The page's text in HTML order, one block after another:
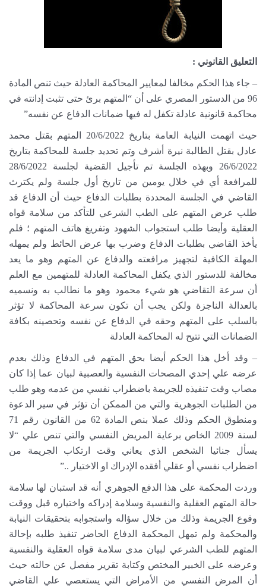
التعليق القانوني :
– جاء هذا الحكم مخالفا لمعايير المحاكمة العادلة حيث تنص المادة
96 من الدستور المصري على أن “المتهم برئ حتى تثبت إدانته في
محاكمة قانونية عادلة تكفل له فيها ضمانات الدفاع عن نفسه”
حيث اتهمت النيابة العامة بتاريخ 20/6/2022 المتهم بقتل محمد
عادل بقتل الطالبة نيرة أشرف وتم تحديد جلسة للمحاكمة بتاريخ
26/6/2022 وبهذه الجلسة تم تأجيل القضية لجلسة 28/6/2022
للمرافعة أي في خلال يومين من تاريخ أول جلسة ولم يكترث
القاضي في الجلسة المحددة بطلبات الدفاع حيث أن الدفاع قد
طلب عرض المتهم على الطب الشرعي للتأكد من سلامة قواه
العقلية وأيضا طلب استجواب الشهود وتفريغ هاتف المتهم ؛ فلم
يأخذ القاضي بطلبات الدفاع وضرب بها عرض الحائط ولم يمهله
المهلة الكافية لتجهيز مرافعته والدفاع عن المتهم وهو ما يعد
مخالفة للدستور الذي يكفل المحاكمة العادلة للمتهمين مع العلم
أن سرعة التقاضي هو شيء محمود وهو ما نطالب به ونسميه
بالعدالة الناجزة ولكن يجب أن تكون سرعة المحاكمة لا تؤثر
بالسلب على المتهم وحقه في الدفاع عن نفسه وتحصينه بكافة
الضمانات التي تتيح له المحاكمة العادلة
– وقد أخل هذا الحكم أيضا بحق المتهم في الدفاع وذلك بعدم
عرضه علي إحدي المصحات النفسية والعصبية لبيان عما إذا كان
مصاب وقت تنفيذه للجريمة باضطراب نفسي من عدمه وهو طلب
من الطلبات الجوهرية والتي من الممكن أن تؤثر في سير الدعوة
ومنطوق الحكم وذلك عملا بنص المادة 62 من القانون رقم 71
لسنة 2009 الخاص برعاية المريض النفسي والتي تنص علي “لا
يسأل جنائيا الشخص الذي يعاني وقت ارتكاب الجريمة من
اضطراب نفسي أو عقلي أفقده الإدراك او الاختيار ..”
وردت المحكمة على هذا الدفع الجوهري أنه قد استبان لها سلامة
حالة المتهم العقلية والنفسية وسلامة إدراكه واختياره قبل ووقت
وقوع الجريمة وذلك من خلال سؤاله واستجوابه بتحقيقات النيابة
والمحكمة ولم تمهل المحكمة الدفاع الحاضر تنفيذ طلبه بإحالة
المتهم للطب الشرعي لبيان مدى سلامة قواه العقلية والنفسية
وعرضه على الخبير المختص وكتابة تقرير مفصل عن حالته حيث
أن المرض النفسي من الأمراض التي يستعصي علي القاضي